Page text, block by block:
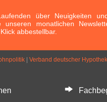
über Neuigkeiten
unseren monatlichen
abbestellbar.
Verband deutscher